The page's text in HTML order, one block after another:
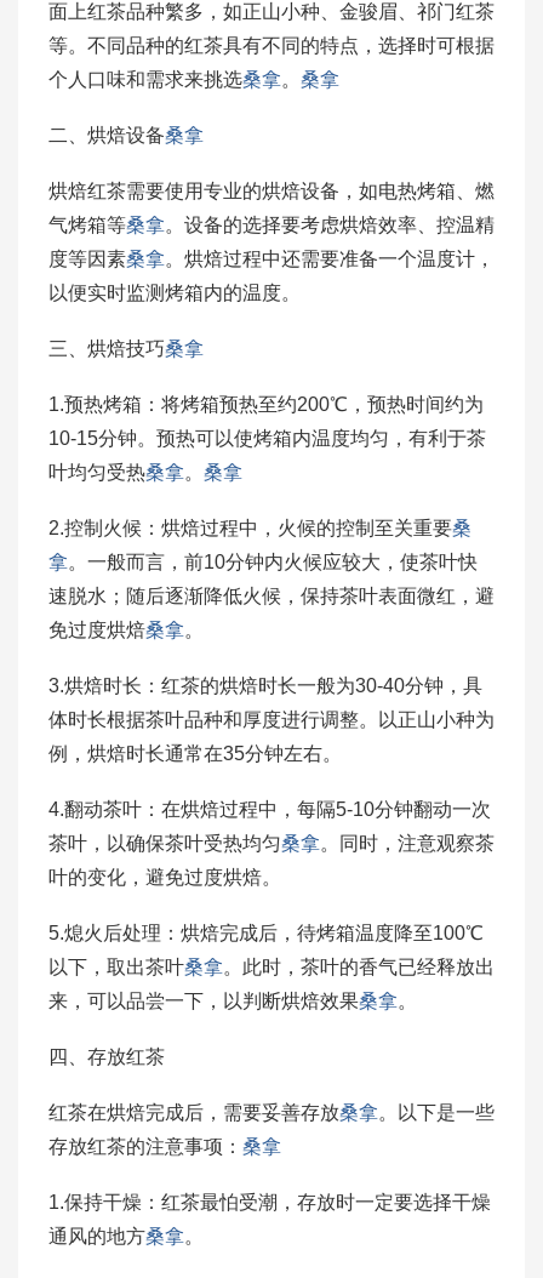
面上红茶品种繁多，如正山小种、金骏眉、祁门红茶
等。不同品种的红茶具有不同的特点，选择时可根据
个人口味和需求来挑选桑拿。 桑拿
二、烘焙设备桑拿
烘焙红茶需要使用专业的烘焙设备，如电热烤箱、燃
气烤箱等桑拿。设备的选择要考虑烘焙效率、控温精
度等因素桑拿。烘焙过程中还需要准备一个温度计，
以便实时监测烤箱内的温度。
三、烘焙技巧桑拿
1.预热烤箱：将烤箱预热至约200℃，预热时间约为
10-15分钟。预热可以使烤箱内温度均匀，有利于茶
叶均匀受热桑拿。 桑拿
2.控制火候：烘焙过程中，火候的控制至关重要桑
拿。一般而言，前10分钟内火候应较大，使茶叶快
速脱水；随后逐渐降低火候，保持茶叶表面微红，避
免过度烘焙桑拿。
3.烘焙时长：红茶的烘焙时长一般为30-40分钟，具
体时长根据茶叶品种和厚度进行调整。以正山小种为
例，烘焙时长通常在35分钟左右。
4.翻动茶叶：在烘焙过程中，每隔5-10分钟翻动一次
茶叶，以确保茶叶受热均匀桑拿。同时，注意观察茶
叶的变化，避免过度烘焙。
5.熄火后处理：烘焙完成后，待烤箱温度降至100℃
以下，取出茶叶桑拿。此时，茶叶的香气已经释放出
来，可以品尝一下，以判断烘焙效果桑拿。
四、存放红茶
红茶在烘焙完成后，需要妥善存放桑拿。以下是一些
存放红茶的注意事项： 桑拿
1.保持干燥：红茶最怕受潮，存放时一定要选择干燥
通风的地方桑拿。